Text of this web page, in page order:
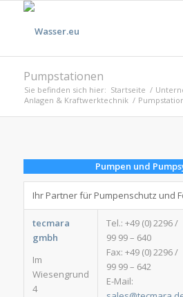
Pumpstationen
Sie befinden sich hier: Startseite /
Anlagen & Kraftwerktechnik /
Pumpen und
Ihr Partner für Pumpenschutz und
tecmara
gmbh
Im
Wiesengrund
4
Tel.: +49 (0) 2296 /
99 99 – 640
Fax: +49 (0) 2296 /
99 99 – 642
E-Mail: